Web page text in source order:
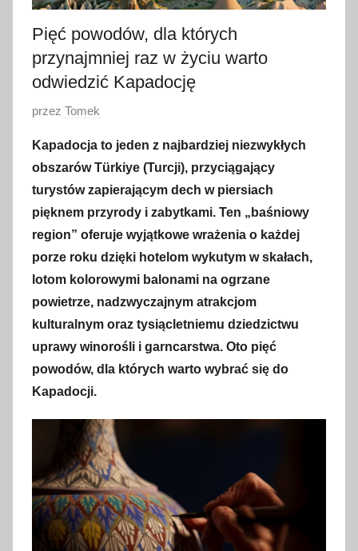
Pięć powodów, dla których
przynajmniej raz w życiu warto
odwiedzić Kapadocję
O
u
b
l
k
o
w
a
n
z
w
c
przez Tomek
Kapadocja to jeden z najbardziej niezwykłych
obszarów Türkiye (Turcji), przyciągający
turystów zapierającym dech w piersiach
pięknem przyrody i zabytkami. Ten „baśniowy
region” oferuje wyjątkowe wrażenia o każdej
porze roku dzięki hotelom wykutym w skałach,
lotom kolorowymi balonami na ogrzane
powietrze, nadzwyczajnym atrakcjom
kulturalnym oraz tysiącletniemu dziedzictwu
uprawy winorośli i garncarstwa. Oto pięć
powodów, dla których warto wybrać się do
Kapadocji.